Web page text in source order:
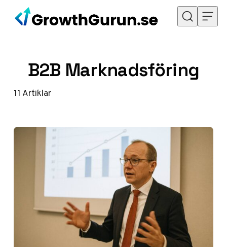
Hoppa till innehåll
B2B Marknadsföring
11 Artiklar